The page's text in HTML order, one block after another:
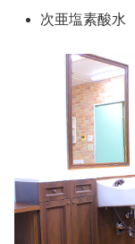
次亜塩素酸水